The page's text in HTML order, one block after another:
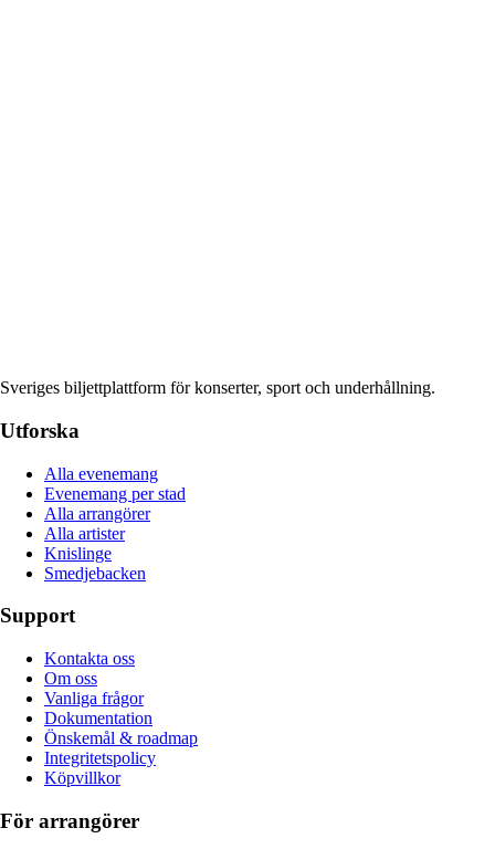
Sveriges biljettplattform för konserter, sport och underhållning.
Utforska
Alla evenemang
Evenemang per stad
Alla arrangörer
Alla artister
Knislinge
Smedjebacken
Support
Kontakta oss
Om oss
Vanliga frågor
Dokumentation
Önskemål & roadmap
Integritetspolicy
Köpvillkor
För arrangörer